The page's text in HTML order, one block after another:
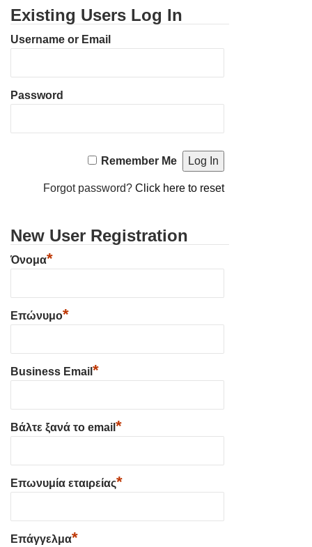
Existing Users Log In
Username or Email
Password
Remember Me
Forgot password?Click here to reset
New User Registration
Όνομα*
Επώνυμο*
Business Email *
Βάλτε ξανά το email *
Επωνυμία εταιρείας*
Επάγγελμα*